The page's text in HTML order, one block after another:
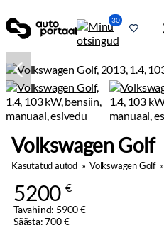
30
Volkswagen Golf
Kasutatud autod »Volkswagen Golf»
5200 €
Tavahind: 5900 €
Säästa: 700 €